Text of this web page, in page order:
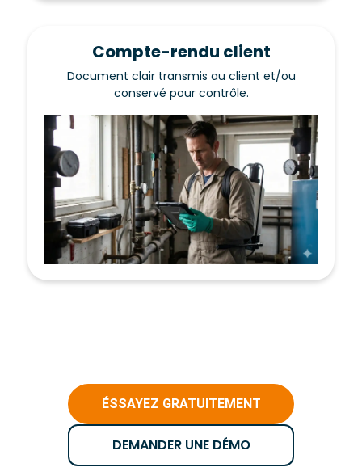
Compte-rendu client
Document clair transmis au client et/ou
conservé pour contrôle.
ÉSSAYEZ GRATUITEMENT
DEMANDER UNE DÉMO